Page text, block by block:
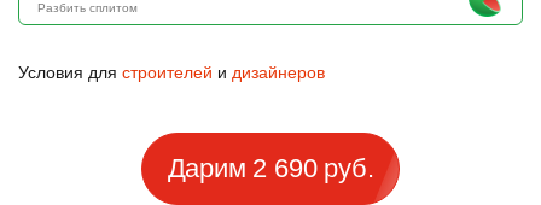
Разбить сплитом
Условия для строителей и дизайнеров
Дарим 2 690 руб.